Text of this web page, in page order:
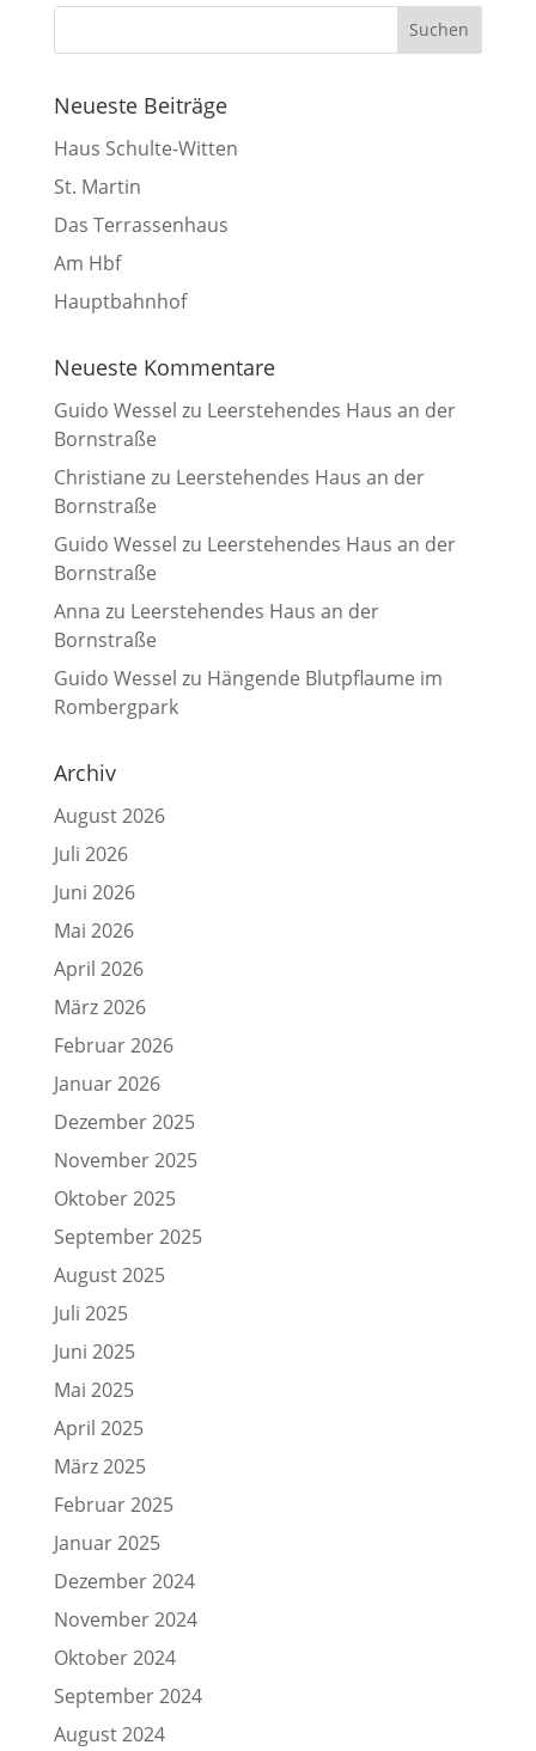
Neueste Beiträge
Haus Schulte-Witten
St. Martin
Das Terrassenhaus
Am Hbf
Hauptbahnhof
Neueste Kommentare
Guido Wessel zu Leerstehendes Haus an der
Bornstraße
Christiane zu Leerstehendes Haus an der
Bornstraße
Guido Wessel zu Leerstehendes Haus an der
Bornstraße
Anna zu Leerstehendes Haus an der
Bornstraße
Guido Wessel zu Hängende Blutpflaume im
Rombergpark
Archiv
August 2026
Juli 2026
Juni 2026
Mai 2026
April 2026
März 2026
Februar 2026
Januar 2026
Dezember 2025
November 2025
Oktober 2025
September 2025
August 2025
Juli 2025
Juni 2025
Mai 2025
April 2025
März 2025
Februar 2025
Januar 2025
Dezember 2024
November 2024
Oktober 2024
September 2024
August 2024